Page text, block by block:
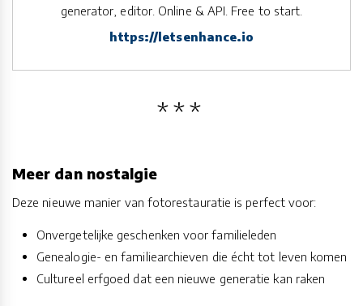
generator, editor. Online & API. Free to start.
https://letsenhance.io
Meer dan nostalgie
Deze nieuwe manier van fotorestauratie is perfect voor:
Onvergetelijke geschenken voor familieleden
Genealogie- en familiearchieven die écht tot leven komen
Cultureel erfgoed dat een nieuwe generatie kan raken